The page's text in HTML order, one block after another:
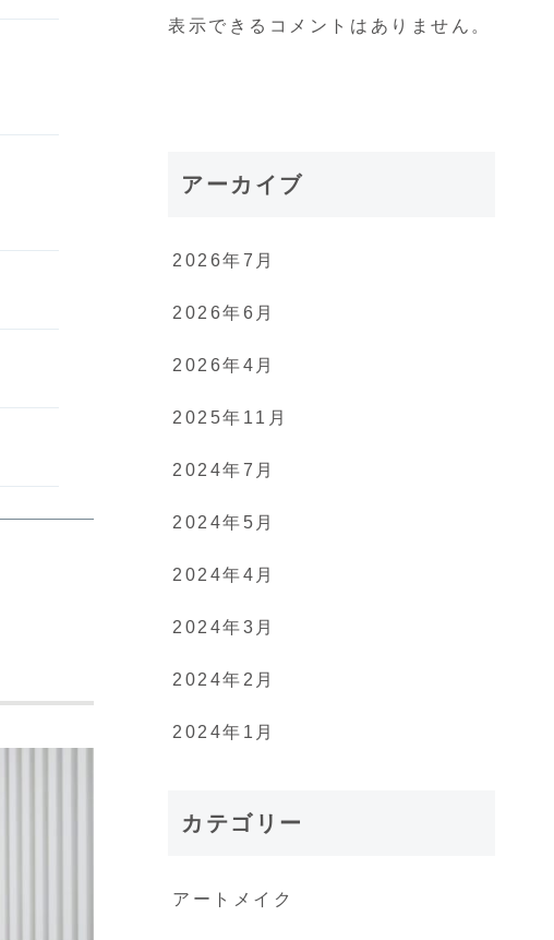
表示できるコメントはありません。
アーカイブ
2026年7月
2026年6月
2026年4月
2025年11月
2024年7月
2024年5月
2024年4月
2024年3月
2024年2月
2024年1月
カテゴリー
アートメイク